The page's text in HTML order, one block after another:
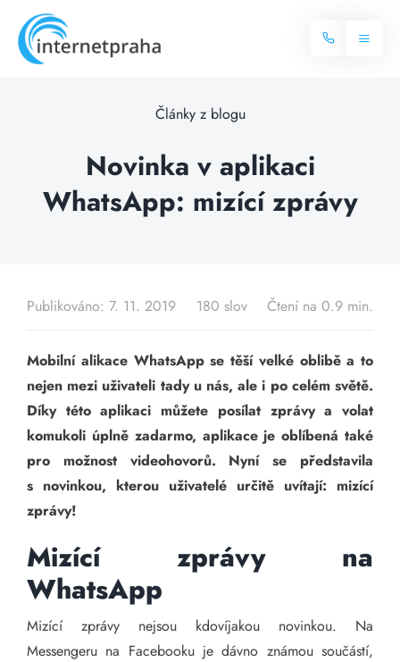
content
Toggle
Internet
Balíčky internetu
Televize
Blog
Kontakt
Články z blogu
Novinka v aplikaci
WhatsApp: mizící zprávy
Publikováno: 7. 11. 2019 180 slov Čtení na 0.9 min.
Mobilní alikace WhatsApp se těší velké oblibě a to
nejen mezi uživateli tady u nás, ale i po celém světě.
Díky této aplikaci můžete posílat zprávy a volat
komukoli úplně zadarmo, aplikace je oblíbená také
pro možnost videohovorů. Nyní se představila
s novinkou, kterou uživatelé určitě uvítají: mizící
zprávy!
Mizící zprávy na
WhatsApp
Mizící zprávy nejsou kdovíjakou novinkou. Na
Messengeru na Facebooku je dávno známou součástí,